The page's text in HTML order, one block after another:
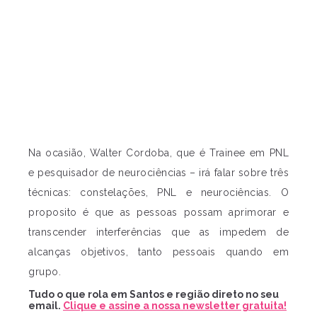
Na ocasião, Walter Cordoba, que é Trainee em PNL
e pesquisador de neurociências – irá falar sobre três
técnicas: constelações, PNL e neurociências. O
proposito é que as pessoas possam aprimorar e
transcender interferências que as impedem de
alcanças objetivos, tanto pessoais quando em
grupo.
Tudo o que rola em Santos e região direto no seu
email. Clique e assine a nossa newsletter gratuita!